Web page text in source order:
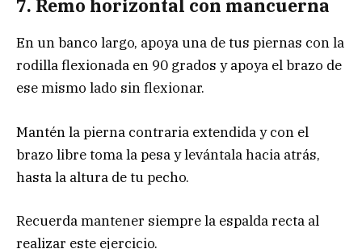
7. Remo horizontal con mancuerna
En un banco largo, apoya una de tus piernas con la
rodilla flexionada en 90 grados y apoya el brazo de
ese mismo lado sin flexionar.
Mantén la pierna contraria extendida y con el
brazo libre toma la pesa y levántala hacia atrás,
hasta la altura de tu pecho.
Recuerda mantener siempre la espalda recta al
realizar este ejercicio.